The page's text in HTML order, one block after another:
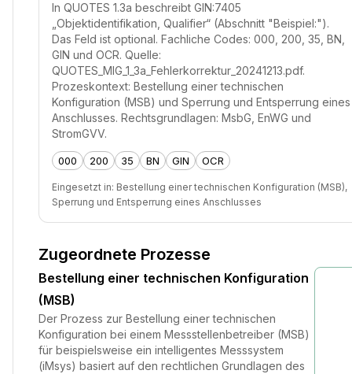
In QUOTES 1.3a beschreibt GIN:7405
„Objektidentifikation, Qualifier“ (Abschnitt "Beispiel:").
Das Feld ist optional. Fachliche Codes: 000, 200, 35, BN,
GIN und OCR. Quelle:
QUOTES_MIG_1_3a_Fehlerkorrektur_20241213.pdf.
Prozeskontext: Bestellung einer technischen
Konfiguration (MSB) und Sperrung und Entsperrung eines
Anschlusses. Rechtsgrundlagen: MsbG, EnWG und
StromGVV.
000 200 35 BN GIN OCR
Eingesetzt in: Bestellung einer technischen Konfiguration (MSB),
Sperrung und Entsperrung eines Anschlusses
Zugeordnete Prozesse
Bestellung einer technischen Konfiguration
(MSB)
Der Prozess zur Bestellung einer technischen
Konfiguration bei einem Messstellenbetreiber (MSB)
für beispielsweise ein intelligentes Messsystem
(iMsys) basiert auf den rechtlichen Grundlagen des